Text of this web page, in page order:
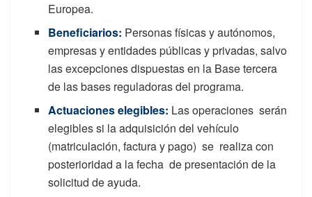
Europea.
Beneficiarios: Personas físicas y autónomos,
empresas y entidades públicas y privadas, salvo
las excepciones dispuestas en la Base tercera
de las bases reguladoras del programa.
Actuaciones elegibles: Las operaciones serán
elegibles si la adquisición del vehículo
(matriculación, factura y pago) se realiza con
posterioridad a la fecha de presentación de la
solicitud de ayuda.